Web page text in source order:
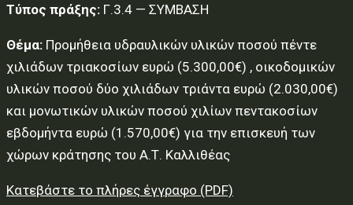
Τύπος πράξης: Γ.3.4 — ΣΥΜΒΑΣΗ
Θέμα: Προμήθεια υδραυλικών υλικών ποσού πέντε
χιλιάδων τριακοσίων ευρώ (5.300,00€) , οικοδομικών
υλικών ποσού δύο χιλιάδων τριάντα ευρώ (2.030,00€)
και μονωτικών υλικών ποσού χιλίων πεντακοσίων
εβδομήντα ευρώ (1.570,00€) για την επισκευή των
χώρων κράτησης του Α.Τ. Καλλιθέας
Κατεβάστε το πλήρες έγγραφο (PDF)